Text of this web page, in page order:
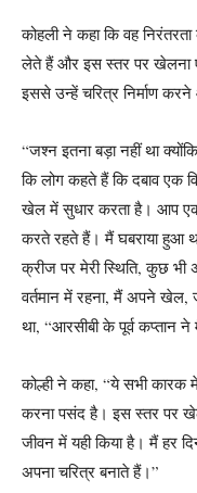
कोहली ने कहा कि वह
लेते हैं और इस स्तर पर खेलना
इससे उन्हें चरित्र निर्माण
“जश्न इतना बड़ा नहीं था
कि लोग कहते हैं कि दबाव एक
खेल में सुधार करता है। आप
करते रहते हैं। मैं घबराया हुआ
क्रीज पर मेरी स्थिति, कुछ भी
वर्तमान में रहना, मैं अपने
था, “आरसीबी के पूर्व कप्तान
कोल्ही ने कहा, “ये सभी
करना पसंद है। इस स्तर पर
जीवन में यही किया है। मैं हर
अपना चरित्र बनाते हैं।”